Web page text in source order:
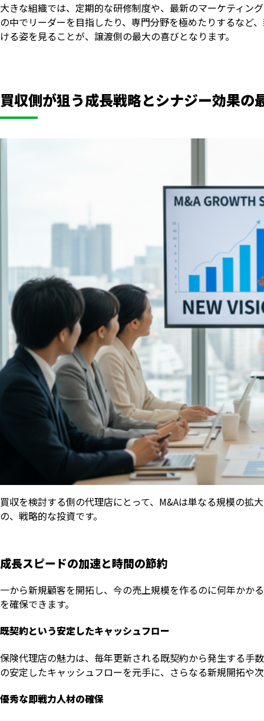
大きな組織では、定期的な研修制度や、最新のマーケティン
の中でリーダーを目指したり、専門分野を極めたりするなど
ける姿を見ることが、譲渡側の最大の喜びとなります。
買収側が狙う成長戦略とシナジー効果の
買収を検討する側の代理店にとって、M&Aは単なる規模の
の、戦略的な投資です。
成長スピードの加速と時間の節約
一から新規顧客を開拓し、今の売上規模を作るのに何年かか
を確保できます。
既契約という安定したキャッシュフロー
保険代理店の魅力は、毎年更新される既契約から発生する手
の安定したキャッシュフローを元手に、さらなる新規開拓や
優秀な即戦力人材の確保